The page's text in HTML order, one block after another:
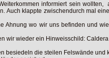
informiert sein wollten,
Auch klappte zwischendurch mal
Ahnung wo wir uns befinden und
wir wieder ein Hinweisschild: Caldera
besiedeln die steilen Felswände und